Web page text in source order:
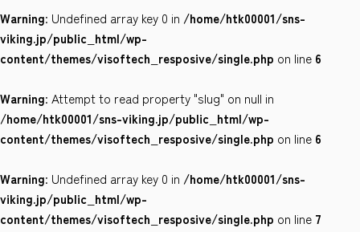
クリエイティブ
お気に入り
会社案内
サイトポリシー
Warning: Undefined array key 0 in /home/htk00001/sns-
viking.jp/public_html/wp-
content/themes/visoftech_resposive/single.php on line 6
Warning: Attempt to read property "slug" on null in
/home/htk00001/sns-viking.jp/public_html/wp-
content/themes/visoftech_resposive/single.php on line 6
Warning: Undefined array key 0 in /home/htk00001/sns-
viking.jp/public_html/wp-
content/themes/visoftech_resposive/single.php on line 7